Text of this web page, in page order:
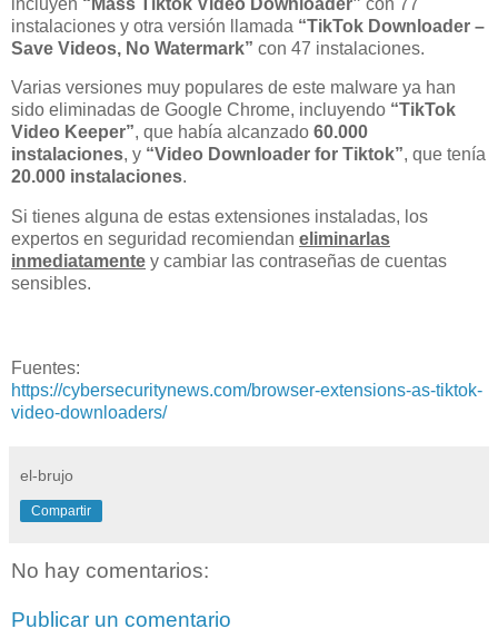
instalaciones y otra versión llamada “TikTok Downloader –
Save Videos, No Watermark” con 47 instalaciones.
Varias versiones muy populares de este malware ya han
sido eliminadas de Google Chrome, incluyendo “TikTok
Video Keeper”, que había alcanzado 60.000
instalaciones, y “Video Downloader for Tiktok”, que tenía
20.000 instalaciones.
Si tienes alguna de estas extensiones instaladas, los
expertos en seguridad recomiendan eliminarlas
inmediatamente y cambiar las contraseñas de cuentas
sensibles.
Fuentes:
https://cybersecuritynews.com/browser-extensions-as-tiktok-
video-downloaders/
el-brujo
Compartir
No hay comentarios:
Publicar un comentario